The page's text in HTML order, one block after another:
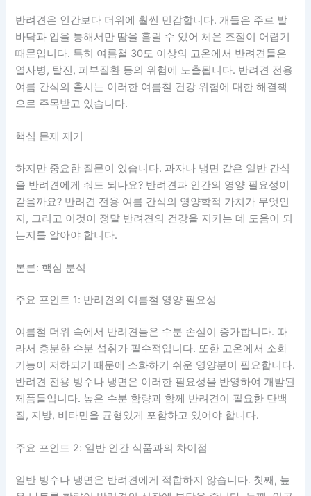
반려견은 인간보다 더위에 훨씬 민감합니다. 개들은 주로 발
바닥과 입을 통해서만 땀을 흘릴 수 있어 체온 조절이 어렵기
때문입니다. 특히 여름철 30도 이상의 고온에서 반려견들은
열사병, 탈진, 피부질환 등의 위험에 노출됩니다. 반려견 전용
여름 간식의 출시는 이러한 여름철 건강 위험에 대한 해결책
으로 주목받고 있습니다.
핵심 문제 제기
하지만 중요한 질문이 있습니다. 과자나 냉면 같은 일반 간식
을 반려견에게 줘도 되나요? 반려견과 인간의 영양 필요성이
같을까요? 반려견 전용 여름 간식의 영양학적 가치가 무엇인
지, 그리고 이것이 정말 반려견의 건강을 지키는 데 도움이 되
는지를 알아야 합니다.
본론: 핵심 분석
주요 포인트 1: 반려견의 여름철 영양 필요성
여름철 더위 속에서 반려견들은 수분 손실이 증가합니다. 따
라서 충분한 수분 섭취가 필수적입니다. 또한 고온에서 소화
기능이 저하되기 때문에 소화하기 쉬운 영양분이 필요합니다.
반려견 전용 빙수나 냉면은 이러한 필요성을 반영하여 개발된
제품들입니다. 높은 수분 함량과 함께 반려견이 필요한 단백
질, 지방, 비타민을 균형있게 포함하고 있어야 합니다.
주요 포인트 2: 일반 인간 식품과의 차이점
일반 빙수나 냉면은 반려견에게 적합하지 않습니다. 첫째, 높